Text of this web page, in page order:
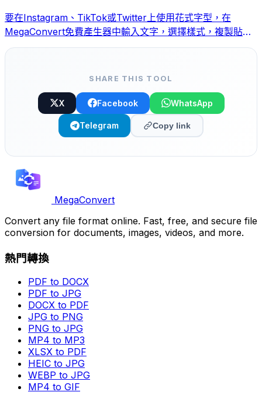
要在Instagram、TikTok或Twitter上使用花式字型，在
MegaConvert免費產生器中輸入文字，選擇樣式，複製貼上
即可。
SHARE THIS TOOL
X Facebook WhatsApp
Telegram Copy link
MegaConvert
Convert any file format online. Fast, free, and secure file
conversion for documents, images, videos, and more.
熱門轉換
PDF to DOCX
PDF to JPG
DOCX to PDF
JPG to PNG
PNG to JPG
MP4 to MP3
XLSX to PDF
HEIC to JPG
WEBP to JPG
MP4 to GIF